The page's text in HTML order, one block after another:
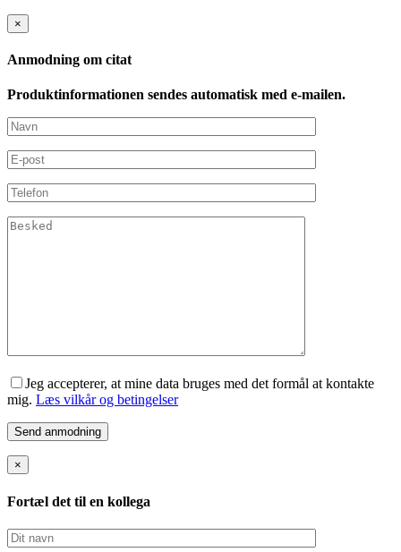
×
Anmodning om citat
Produktinformationen sendes automatisk med e-mailen.
Jeg accepterer, at mine data bruges med det formål at kontakte
mig. Læs vilkår og betingelser
×
Fortæl det til en kollega